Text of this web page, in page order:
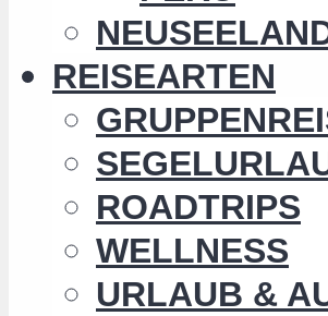
REISEARTEN
ROADTRIPS
WELLNESS
URLAUB &